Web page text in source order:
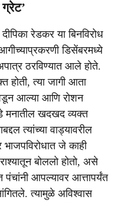
रेडकर या बिनविरोध
डिसेंबरमध्ये
ठरविण्यात आले होते.
होती, त्या जागी आता
आल्या आणि रोशन
मनातील खदखद व्यक्त
त्यांच्या वाड्यावरील
जे काही
बोललो होतो, असे
पंचांनी आपल्यावर आत्तापर्यंत
त्यामुळे अविश्वास